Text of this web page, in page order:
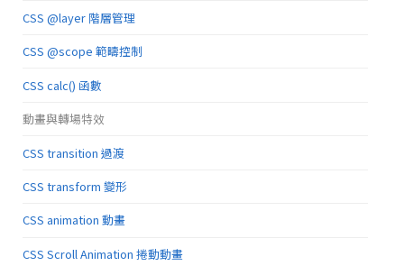
CSS @layer 階層管理
CSS @scope 範疇控制
CSS calc() 函數
動畫與轉場特效
CSS transition 過渡
CSS transform 變形
CSS animation 動畫
CSS Scroll Animation 捲動動畫